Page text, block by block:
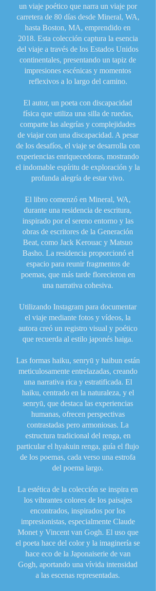
un viaje poético que narra un viaje por
carretera de 80 días desde Mineral, WA,
hasta Boston, MA, emprendido en
2018. Esta colección captura la esencia
del viaje a través de los Estados Unidos
continentales, presentando un tapiz de
impresiones escénicas y momentos
reflexivos a lo largo del camino.
El autor, un poeta con discapacidad
física que utiliza una silla de ruedas,
comparte las alegrías y complejidades
de viajar con una discapacidad. A pesar
de los desafíos, el viaje se desarrolla con
experiencias enriquecedoras, mostrando
el indomable espíritu de exploración y la
profunda alegría de estar vivo.
El libro comenzó en Mineral, WA,
durante una residencia de escritura,
inspirado por el sereno entorno y las
obras de escritores de la Generación
Beat, como Jack Kerouac y Matsuo
Basho. La residencia proporcionó el
espacio para reunir fragmentos de
poemas, que más tarde florecieron en
una narrativa cohesiva.
Utilizando Instagram para documentar
el viaje mediante fotos y vídeos, la
autora creó un registro visual y poético
que recuerda al estilo japonés haiga.
Las formas haiku, senryū y haibun están
meticulosamente entrelazadas, creando
una narrativa rica y estratificada. El
haiku, centrado en la naturaleza, y el
senryū, que destaca las experiencias
humanas, ofrecen perspectivas
contrastadas pero armoniosas. La
estructura tradicional del renga, en
particular el hyakuin renga, guía el flujo
de los poemas, cada verso una estrofa
del poema largo.
La estética de la colección se inspira en
los vibrantes colores de los paisajes
encontrados, inspirados por los
impresionistas, especialmente Claude
Monet y Vincent van Gogh. El uso que
el poeta hace del color y la imaginería se
hace eco de la Japonaiserie de van
Gogh, aportando una vívida intensidad
a las escenas representadas.